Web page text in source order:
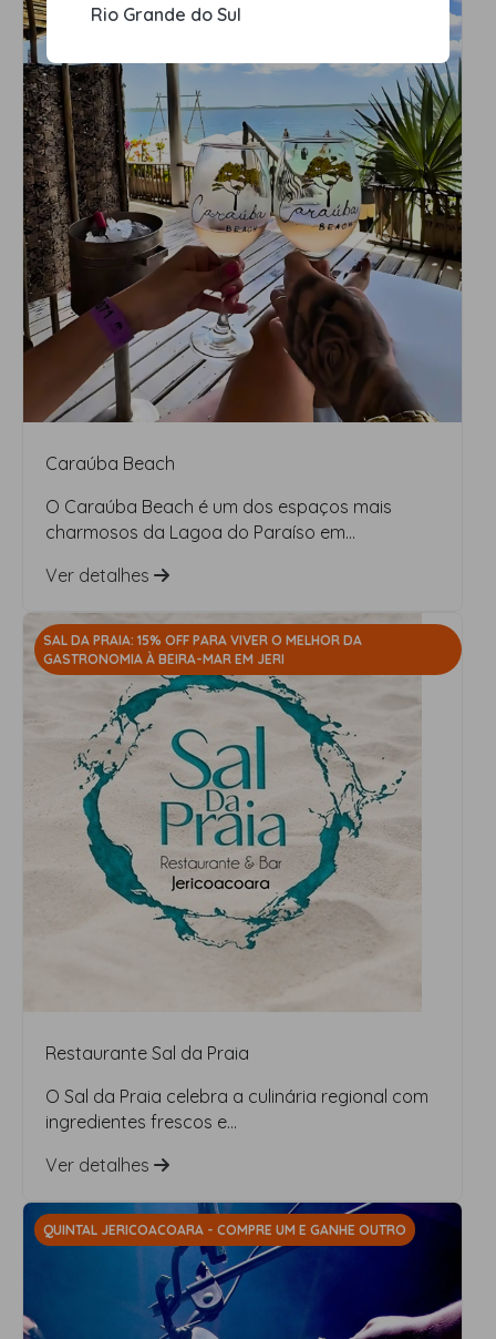
Rio Grande do Sul
Caraúba Beach
O Caraúba Beach é um dos espaços mais
charmosos da Lagoa do Paraíso em...
Ver detalhes
SAL DA PRAIA: 15% OFF PARA VIVER O MELHOR DA
GASTRONOMIA À BEIRA-MAR EM JERI
Restaurante Sal da Praia
O Sal da Praia celebra a culinária regional com
ingredientes frescos e...
Ver detalhes
QUINTAL JERICOACOARA - COMPRE UM E GANHE OUTRO